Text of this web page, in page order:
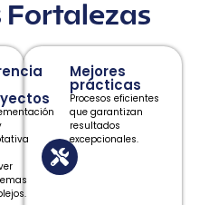
Fortalezas
Mejores
prácticas
Procesos eficientes
que garantizan
resultados
excepcionales.